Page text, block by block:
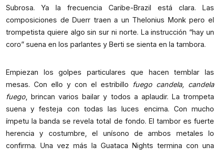
Subrosa. Ya la frecuencia Caribe-Brazil está clara. Las
composiciones de Duerr traen a un Thelonius Monk pero el
trompetista quiere algo sin sur ni norte. La instrucción “hay un
coro” suena en los parlantes y Berti se sienta en la tambora.
Empiezan los golpes particulares que hacen temblar las
mesas. Con ello y con el estribillo
fuego candela, candela
fuego , brincan varios bailar y todos a aplaudir. La trompeta
suena y festeja con todas las luces encima. Con mucho
ímpetu la banda se revela total de fondo. El tambor es fuerte
herencia y costumbre, el unísono de ambos metales lo
confirma. Una vez más la Guataca Nights termina con una